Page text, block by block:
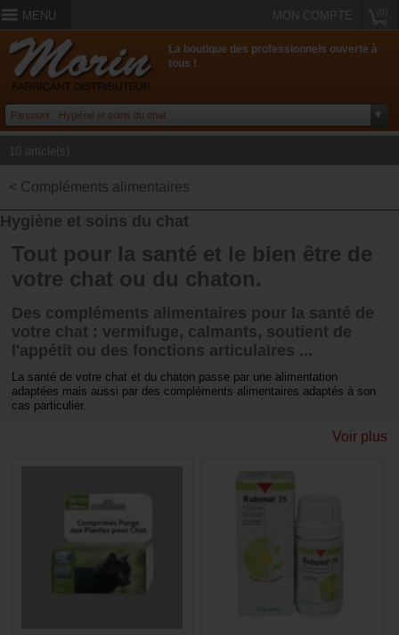
MENU MON COMPTE
La boutique des professionnels ouverte à
tous !
10 article(s)
< Compléments alimentaires
Hygiène et soins du chat
Tout pour la santé et le bien être de
votre chat ou du chaton.
Des compléments alimentaires pour la santé de
votre chat : vermifuge, calmants, soutient de
l'appétit ou des fonctions articulaires ...
La santé de votre chat et du chaton passe par une alimentation
adaptées mais aussi par des compléments alimentaires adaptés à son
cas particulier.
Voir plus